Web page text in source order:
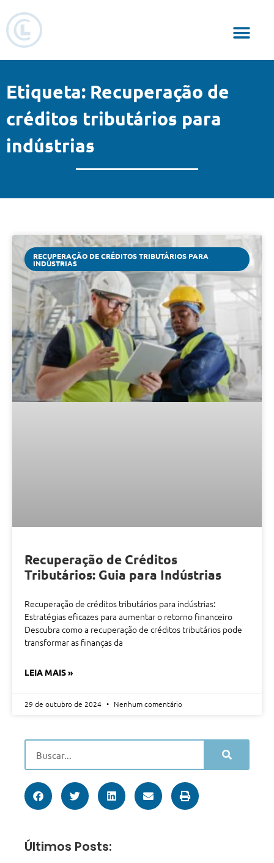
Etiqueta: Recuperação de
créditos tributários para
indústrias
RECUPERAÇÃO DE CRÉDITOS TRIBUTÁRIOS PARA
INDÚSTRIAS
Recuperação de Créditos
Tributários: Guia para Indústrias
Recuperação de créditos tributários para indústrias:
Estratégias eficazes para aumentar o retorno financeiro
Descubra como a recuperação de créditos tributários pode
transformar as finanças da
LEIA MAIS »
29 de outubro de 2024 Nenhum comentário
Últimos Posts: